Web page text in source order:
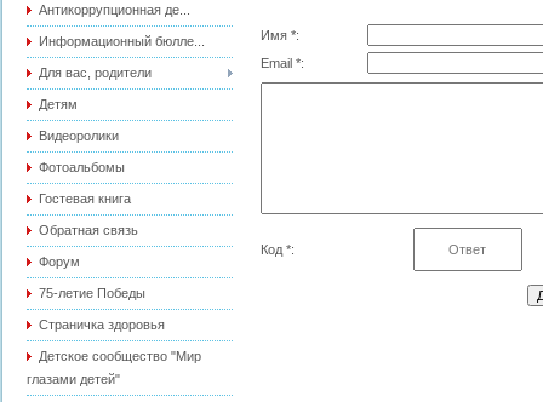
Антикоррупционная де...
Информационный бюлле...
Для вас, родители
Детям
Видеоролики
Фотоальбомы
Гостевая книга
Обратная связь
Форум
75-летие Победы
Страничка здоровья
Детское сообщество "Мир
глазами детей"
Имя *:
Email *:
Код *: